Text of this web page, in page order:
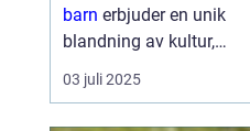
barn erbjuder en unik
blandning av kultur,
historia och naturliga
skönheter. Landet är
03 juli 2025